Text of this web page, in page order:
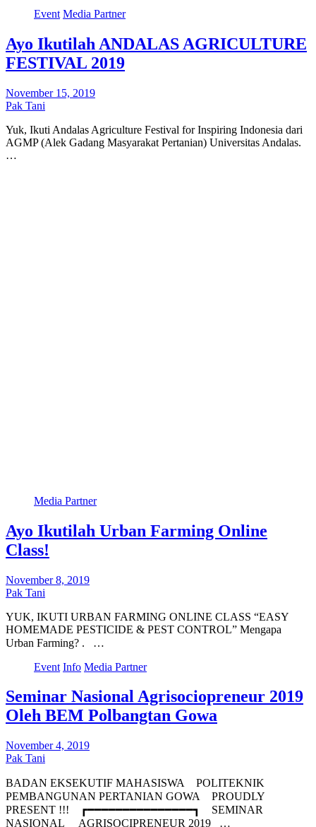
Event Media Partner
Ayo Ikutilah ANDALAS AGRICULTURE
FESTIVAL 2019
November 15, 2019
Pak Tani
Yuk, Ikuti Andalas Agriculture Festival for Inspiring Indonesia dari
AGMP (Alek Gadang Masyarakat Pertanian) Universitas Andalas.
…
Media Partner
Ayo Ikutilah Urban Farming Online
Class!
November 8, 2019
Pak Tani
YUK, IKUTI URBAN FARMING ONLINE CLASS “EASY
HOMEMADE PESTICIDE & PEST CONTROL” Mengapa
Urban Farming? .⠀…
Event Info Media Partner
Seminar Nasional Agrisociopreneur 2019
Oleh BEM Polbangtan Gowa
November 4, 2019
Pak Tani
BADAN EKSEKUTIF MAHASISWA⠀ POLITEKNIK
PEMBANGUNAN PERTANIAN GOWA⠀ PROUDLY
PRESENT !!!⠀ ┏━━━━━━━━━━━━━━━┓⠀ SEMINAR
NASIONAL ⠀ AGRISOCIPRENEUR 2019⠀…